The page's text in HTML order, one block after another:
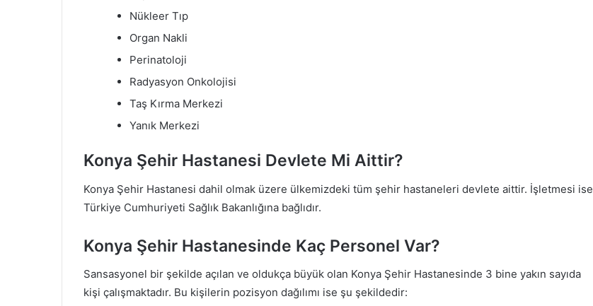
Nükleer Tıp
Organ Nakli
Perinatoloji
Radyasyon Onkolojisi
Taş Kırma Merkezi
Yanık Merkezi
Konya Şehir Hastanesi Devlete Mi Aittir?
Konya Şehir Hastanesi dahil olmak üzere ülkemizdeki tüm şehir hastaneleri devlete aittir. İşletmesi ise
Türkiye Cumhuriyeti Sağlık Bakanlığına bağlıdır.
Konya Şehir Hastanesinde Kaç Personel Var?
Sansasyonel bir şekilde açılan ve oldukça büyük olan Konya Şehir Hastanesinde 3 bine yakın sayıda
kişi çalışmaktadır. Bu kişilerin pozisyon dağılımı ise şu şekildedir: